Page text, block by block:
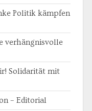
Politik kämpfen
verhängnisvolle
Solidarität mit
– Editorial